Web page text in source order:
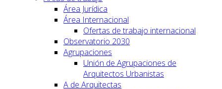
Área Jurídica
Área Internacional
Ofertas de trabajo internacional
Observatorio 2030
Agrupaciones
Unión de Agrupaciones de
Arquitectos Urbanistas
A de Arquitectas